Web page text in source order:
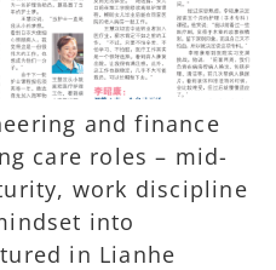
and finance
care roles – mid-
work discipline
into
in Lianhe